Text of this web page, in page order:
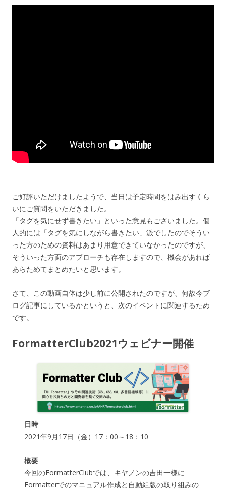
ご好評いただけましたようで、当日は予定時間をはみ出すくら
いにご質問をいただきました。
「タグを気にせず書きたい」といった意見もございました。個
人的には「タグを気にしながら書きたい」派でしたのでそうい
った方のための資料はあまり用意できていなかったのですが、
そういった方面のアプローチも存在しますので、機会があれば
あらためてまとめたいと思います。
さて、この動画自体は少し前に公開されたのですが、何故今ブ
ログ記事にしているかというと、次のイベントに関連するため
です。
FormatterClub2021ウェビナー開催
日時
2021年9月17日（金）17：00～18：10
概要
今回のFormatterClubでは、キヤノンの吉田一様に
Formatterでのマニュアル作成と自動組版の取り組みの